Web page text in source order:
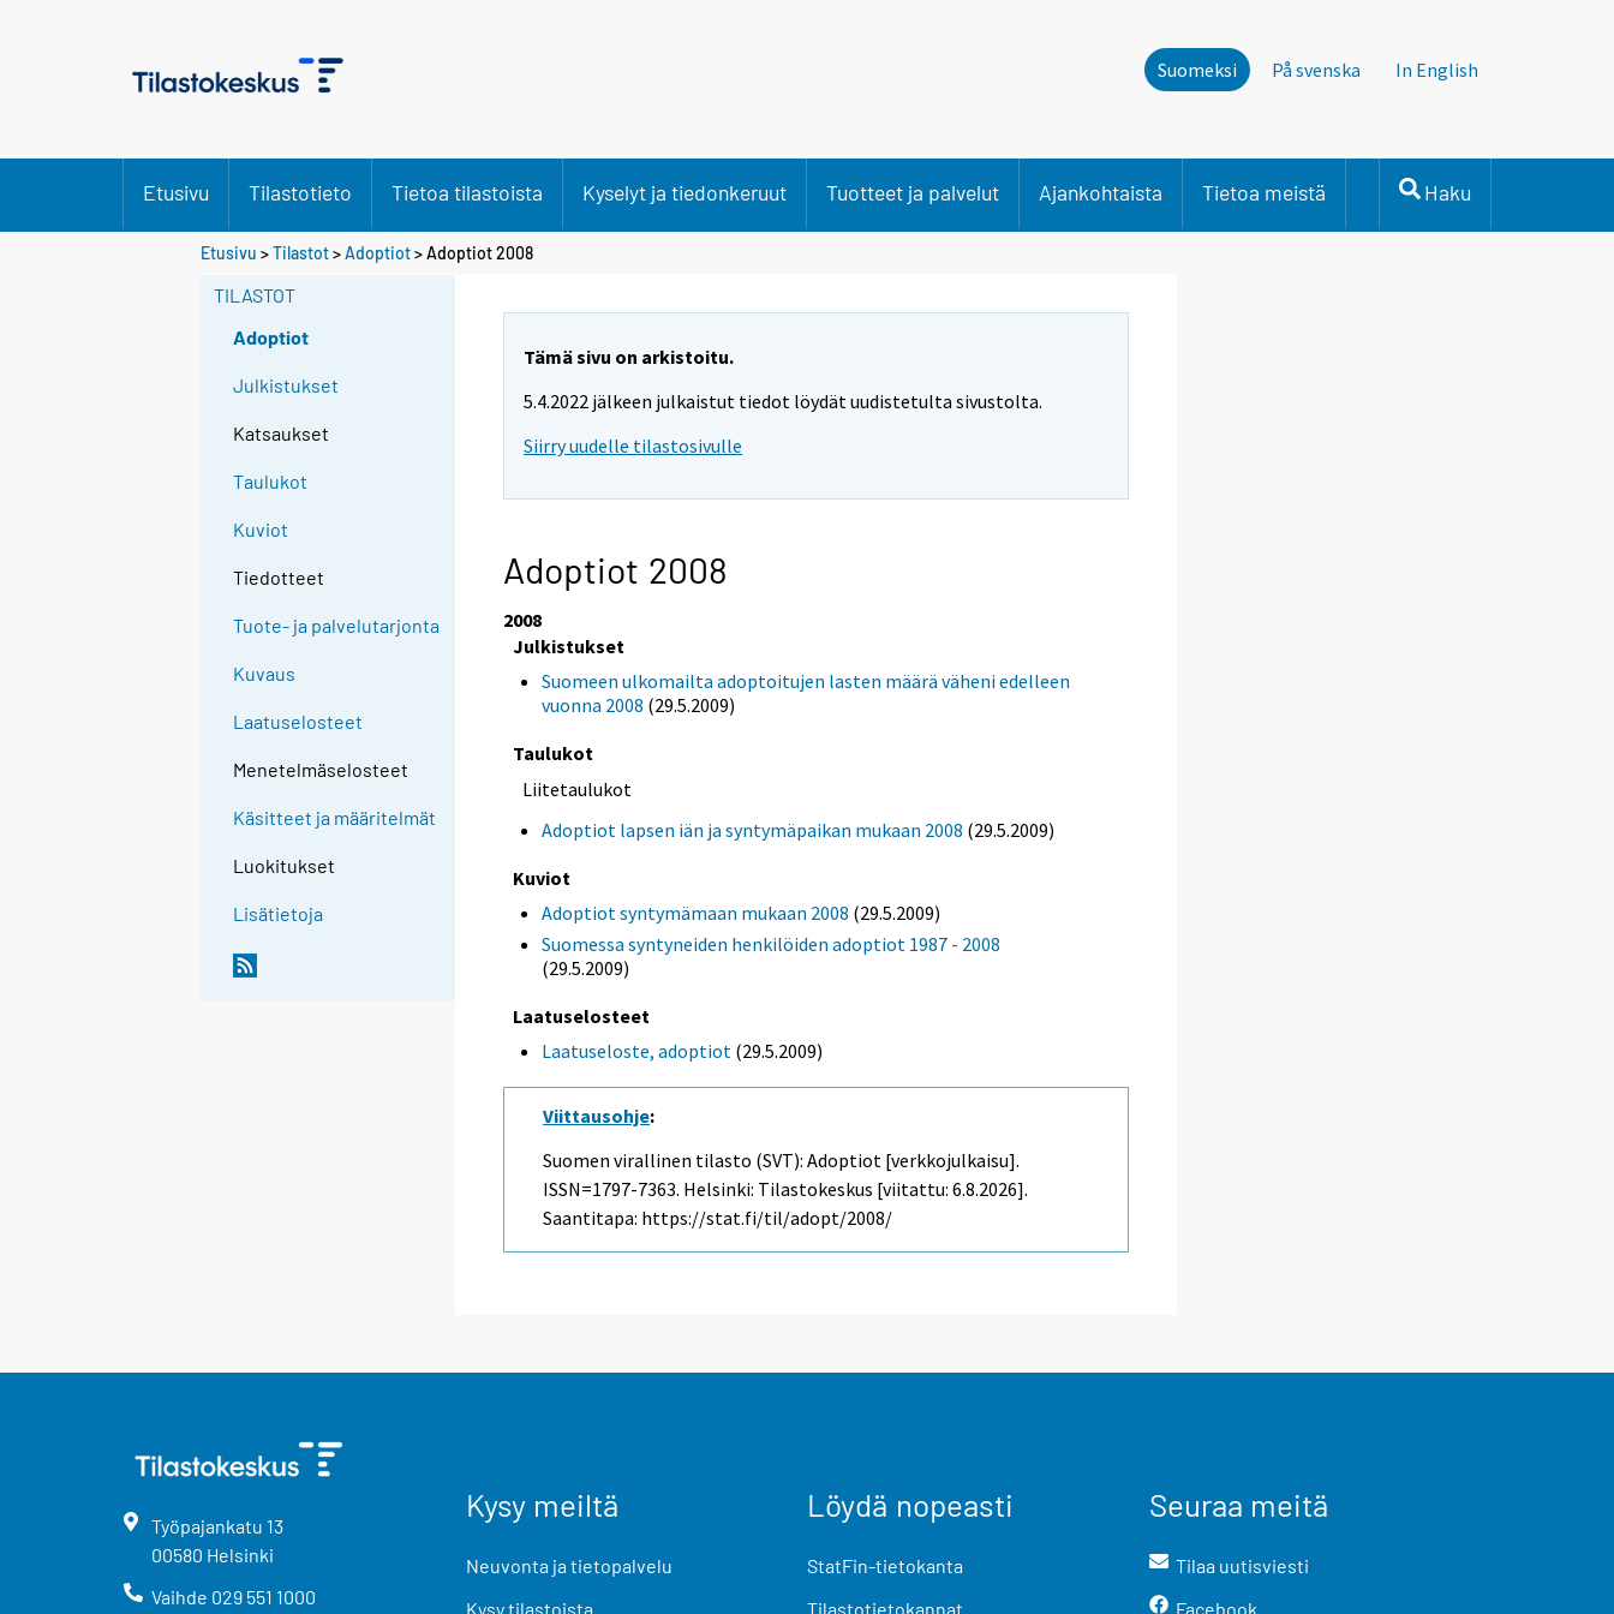
Suomeksi På svenska In English
Etusivu Tilastotieto Tietoa tilastoista Kyselyt ja tiedonkeruut Tuotteet ja palvelut Ajankohtaista Tietoa meistä Haku
Etusivu >Tilastot>Adoptiot> Adoptiot 2008
TILASTOT
Adoptiot
Julkistukset
Katsaukset
Taulukot
Kuviot
Tiedotteet
Tuote- ja palvelutarjonta
Kuvaus
Laatuselosteet
Menetelmäselosteet
Käsitteet ja määritelmät
Luokitukset
Lisätietoja
Tämä sivu on arkistoitu.
5.4.2022 jälkeen julkaistut tiedot löydät uudistetulta sivustolta.
Siirry uudelle tilastosivulle
Adoptiot 2008
2008
Julkistukset
Suomeen ulkomailta adoptoitujen lasten määrä väheni edelleen
vuonna 2008 (29.5.2009)
Taulukot
Liitetaulukot
Adoptiot lapsen iän ja syntymäpaikan mukaan 2008 (29.5.2009)
Kuviot
Adoptiot syntymämaan mukaan 2008 (29.5.2009)
Suomessa syntyneiden henkilöiden adoptiot 1987 - 2008
(29.5.2009)
Laatuselosteet
Laatuseloste, adoptiot (29.5.2009)
Viittausohje:
Suomen virallinen tilasto (SVT): Adoptiot [verkkojulkaisu].
ISSN=1797-7363. Helsinki: Tilastokeskus [viitattu: 6.8.2026].
Saantitapa: https://stat.fi/til/adopt/2008/
Työpajankatu 13
00580 Helsinki
Vaihde 029 551 1000
Kysy meiltä
Neuvonta ja tietopalvelu
Kysy tilastoista
Löydä nopeasti
StatFin-tietokanta
Tilastotietokannat
Seuraa meitä
Tilaa uutisviesti
Facebook